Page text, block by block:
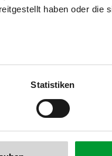
haben oder die
Statistiken